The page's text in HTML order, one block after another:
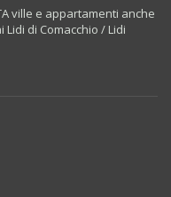
ville e appartamenti anche
di Comacchio / Lidi